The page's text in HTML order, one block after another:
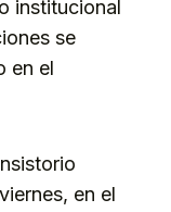
institucional
se
en el
en el